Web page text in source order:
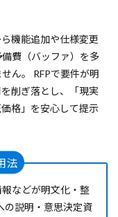
機能追加や仕様変更
費（バッファ）を多
ん。 RFPで要件が明
削ぎ落とし、「現実
格」を安心して提示
法
などが明文化・整
の説明・意思決定資